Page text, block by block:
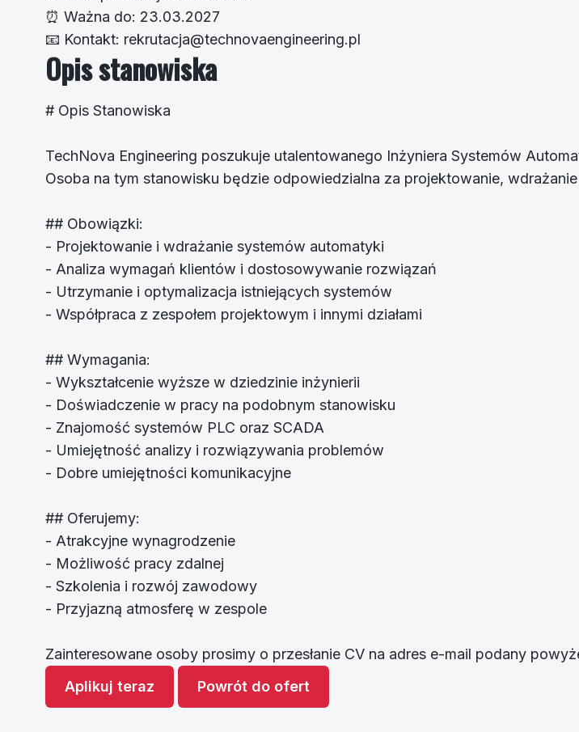
⏰ Ważna do: 23.03.2027
📧 Kontakt: rekrutacja@technovaengineering.pl
Opis stanowiska
# Opis Stanowiska
TechNova Engineering poszukuje utalentowanego Inżyniera Systemów
Osoba na tym stanowisku będzie odpowiedzialna za projektowanie,
## Obowiązki:
- Projektowanie i wdrażanie systemów automatyki
- Analiza wymagań klientów i dostosowywanie rozwiązań
- Utrzymanie i optymalizacja istniejących systemów
- Współpraca z zespołem projektowym i innymi działami
## Wymagania:
- Wykształcenie wyższe w dziedzinie inżynierii
- Doświadczenie w pracy na podobnym stanowisku
- Znajomość systemów PLC oraz SCADA
- Umiejętność analizy i rozwiązywania problemów
- Dobre umiejętności komunikacyjne
## Oferujemy:
- Atrakcyjne wynagrodzenie
- Możliwość pracy zdalnej
- Szkolenia i rozwój zawodowy
- Przyjazną atmosferę w zespole
Zainteresowane osoby prosimy o przesłanie CV na adres e-mail podany
Aplikuj teraz
Powrót do ofert